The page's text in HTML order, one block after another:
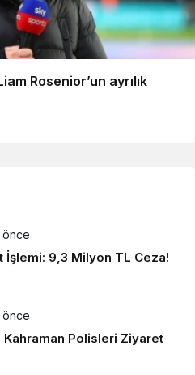
Rosenior’un ayrılık
önce
İşlemi: 9,3 Milyon TL Ceza!
önce
Kahraman Polisleri Ziyaret